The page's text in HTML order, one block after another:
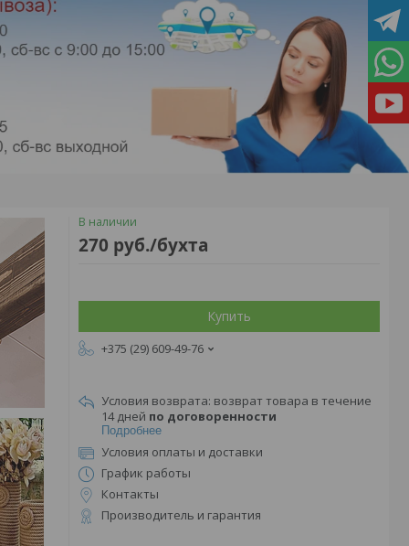
В наличии
270 руб./бухта
Купить
+375 (29) 609-49-76
возврат товара в течение
14 дней по договоренности
Подробнее
Условия оплаты и доставки
График работы
Контакты
Производитель и гарантия